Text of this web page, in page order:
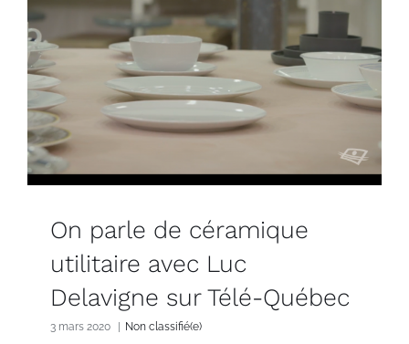
On parle de céramique
utilitaire avec Luc
Delavigne sur Télé-Québec
3 mars 2020 | Non classifié(e)